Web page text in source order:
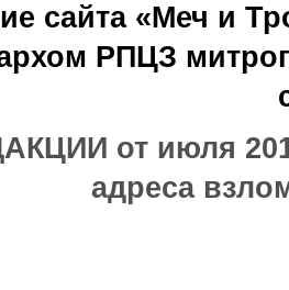
сайта «Меч и
РПЦЗ
от июля
адреса